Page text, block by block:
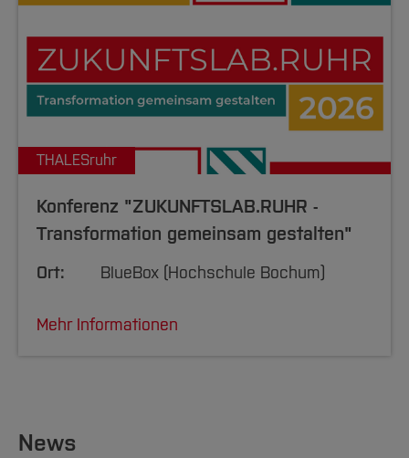
THALESruhr
Konferenz "ZUKUNFTSLAB.RUHR -
Transformation gemeinsam gestalten"
Ort: BlueBox (Hochschule Bochum)
Mehr Informationen
News